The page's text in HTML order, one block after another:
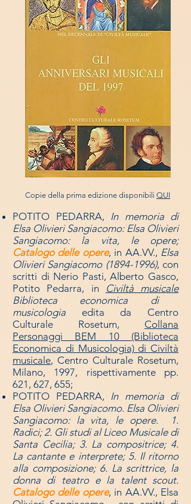
POTITO PEDARRA, In memoria di
Elsa Olivieri Sangiacomo: Elsa Olivieri
Sangiacomo: la vita, le opere;
Catalogo delle opere, in AA.VV., Elsa
Olivieri Sangiacomo (1894-1996), con
scritti di Nerio Pasti, Alberto Gasco,
Potito Pedarra, in
Civiltà musicale
Biblioteca economica di
musicologia edita da Centro
Culturale Rosetum, Collana
Personaggi BEM 10 (Biblioteca
Economica di Musicologia) di Civiltà
musicale, Centro Culturale Rosetum,
Milano, 1997, rispettivamente pp.
621, 627, 655;
POTITO PEDARRA, In memoria di
Elsa Olivieri Sangiacomo. Elsa Olivieri
Sangiacomo: la vita, le opere. 1.
Radici; 2. Gli studi al Liceo Musicale di
Santa Cecilia; 3. La compositrice; 4.
La cantante e interprete; 5. Il ritorno
alla composizione; 6. La scrittrice, la
donna di teatro e la talent scout.
Catalogo delle opere, in AA.VV., Elsa
Copie della prima edizione disponibili QUI